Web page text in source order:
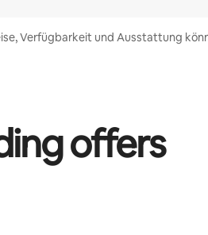
Verfügbarkeit und Ausstattung
offers